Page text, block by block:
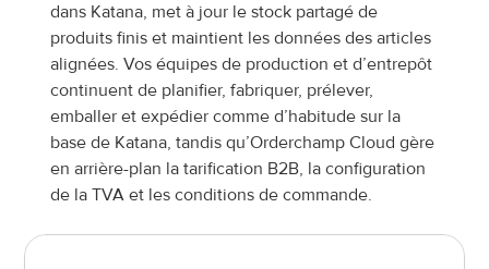
dans Katana, met à jour le stock partagé de
produits finis et maintient les données des articles
alignées. Vos équipes de production et d’entrepôt
continuent de planifier, fabriquer, prélever,
emballer et expédier comme d’habitude sur la
base de Katana, tandis qu’Orderchamp Cloud gère
en arrière-plan la tarification B2B, la configuration
de la TVA et les conditions de commande.